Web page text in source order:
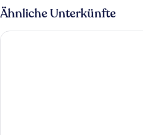
Ähnliche Unterkünfte
Mövenpick Resort & Spa El Gouna